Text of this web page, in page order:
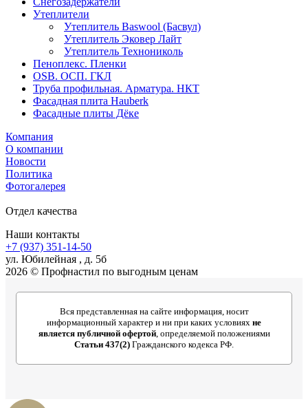
Утеплители
Утеплитель Baswool (Басвул)
Утеплитель Эковер Лайт
Утеплитель Технониколь
Пеноплекс. Пленки
OSB. ОСП. ГКЛ
Труба профильная. Арматура. НКТ
Фасадная плита Hauberk
Фасадные плиты Дёке
Компания
О компании
Новости
Политика
Фотогалерея
Отдел качества
Наши контакты
+7 (937) 351-14-50
ул. Юбилейная , д. 5б
2026 © Профнастил по выгодным ценам
Вся представленная на сайте информация, носит
информационный характер и ни при каких условиях не
является публичной офертой, определяемой положениями
Статьи 437(2) Гражданского кодекса РФ.